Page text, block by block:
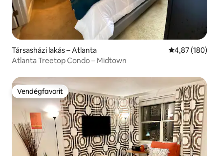
Társasházi lakás – Atlanta Átlagos
4,87 (180)
Atlanta Treetop Condo – Midtown
Vendégfavorit
Vendégfavorit